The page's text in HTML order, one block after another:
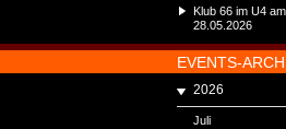
Klub 66 im U4 am
28.05.2026
EVENTS-
2026
Juli